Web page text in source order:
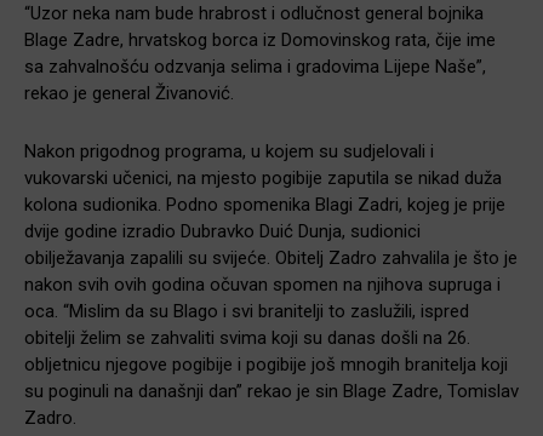
“Uzor neka nam bude hrabrost i odlučnost general bojnika
Blage Zadre, hrvatskog borca iz Domovinskog rata, čije ime
sa zahvalnošću odzvanja selima i gradovima Lijepe Naše”,
rekao je general Živanović.
Nakon prigodnog programa, u kojem su sudjelovali i
vukovarski učenici, na mjesto pogibije zaputila se nikad duža
kolona sudionika. Podno spomenika Blagi Zadri, kojeg je prije
dvije godine izradio Dubravko Duić Dunja, sudionici
obilježavanja zapalili su svijeće. Obitelj Zadro zahvalila je što je
nakon svih ovih godina očuvan spomen na njihova supruga i
oca. “Mislim da su Blago i svi branitelji to zaslužili, ispred
obitelji želim se zahvaliti svima koji su danas došli na 26.
obljetnicu njegove pogibije i pogibije još mnogih branitelja koji
su poginuli na današnji dan” rekao je sin Blage Zadre, Tomislav
Zadro.